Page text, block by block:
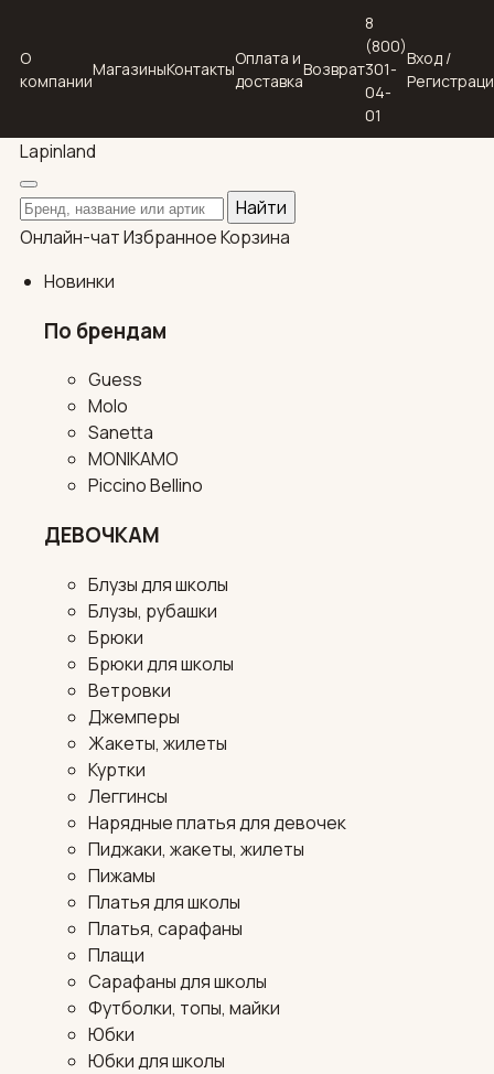
О
компании
МагазиныКонтакты
Оплата и
доставка
Возврат
8
(800)
301-
04-
01
Вход /
Lapinland
Поиск по каталогу
Найти
Онлайн-чатИзбранноеКорзина
Новинки
По брендам
Guess
Molo
Sanetta
MONIKAMO
Piccino Bellino
ДЕВОЧКАМ
Блузы для школы
Блузы, рубашки
Брюки
Брюки для школы
Ветровки
Джемперы
Жакеты, жилеты
Куртки
Леггинсы
Нарядные платья для девочек
Пиджаки, жакеты, жилеты
Пижамы
Платья для школы
Платья, сарафаны
Плащи
Сарафаны для школы
Футболки, топы, майки
Юбки
Юбки для школы